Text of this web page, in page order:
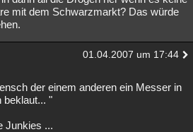
mit dem Schwarzmarkt? Das würde
01.04.2007 um 17:44
der einem anderen ein Messer in
beklaut... "
Junkies ...